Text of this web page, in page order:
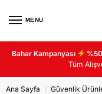
MENU
Bahar Kampanyası
Tüm
Ana Sayfa / Güvenlik